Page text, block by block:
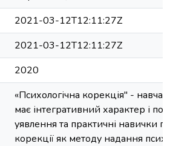
2021-03-12T12:11:27Z
2021-03-12T12:11:27Z
2020
«Психологічна корекція" -
має інтегративний характер і
уявлення та практичні навички
корекції як методу надання